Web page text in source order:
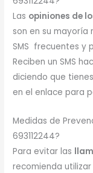
Las opiniones de
son en su
SMS frecuentes y
Reciben un SMS
diciendo que
en el enlace para
Medidas de
693112244?
Para evitar las
recomienda